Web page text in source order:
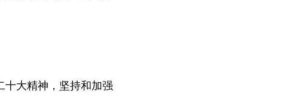
十大精神，坚持和加强